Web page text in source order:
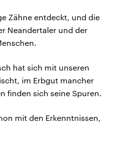
Zähne entdeckt, und die
Neandertaler und der
hat sich mit unseren
im Erbgut mancher
finden sich seine Spuren.
mit den Erkenntnissen,